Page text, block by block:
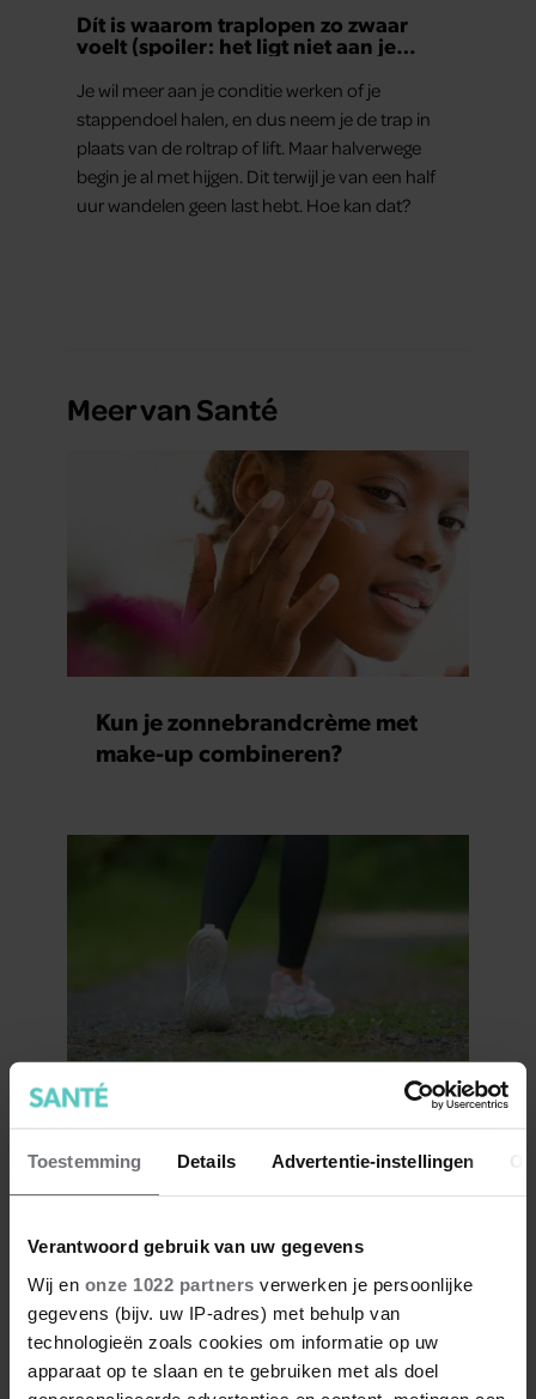
Toestemming Details Advertentie-instellingen
Verantwoord gebruik van uw gegevens
Wij en onze 1022 partners verwerken je persoonlijke
gegevens (bijv. uw IP-adres) met behulp van
technologieën zoals cookies om informatie op uw
apparaat op te slaan en te gebruiken met als doel
Dít is waarom traplopen zo zwaar
voelt (spoiler: het ligt niet aan je
Je wil meer aan je conditie werken of je
stappendoel halen, en dus neem je de trap in
plaats van de roltrap of lift. Maar halverwege
begin je al met hijgen. Dit terwijl je van een half
uur wandelen geen last hebt. Hoe kan dat?
Meer van Santé
Kun je zonnebrandcrème met
make-up combineren?
Zóveel stappen moet je zetten
om vet te verbranden en af te
vallen